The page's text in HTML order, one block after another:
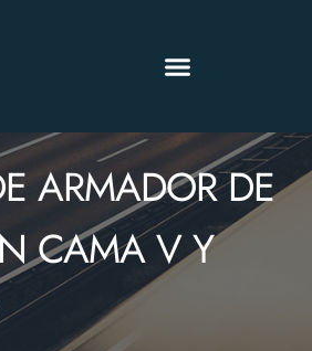
ARMADOR DE
CAMA V Y